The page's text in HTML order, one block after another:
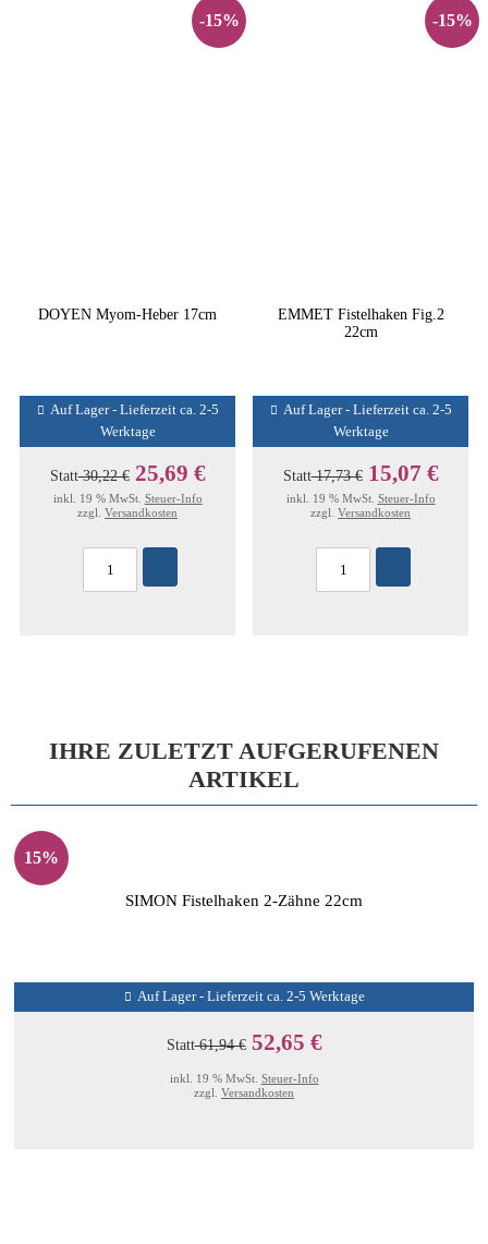
-15%
DOYEN Myom-Heber 17cm
Auf Lager - Lieferzeit ca. 2-5
Werktage
Statt30,22 € 25,69 €
inkl. 19 % MwSt. Steuer-Info
zzgl. Versandkosten
-15%
EMMET Fistelhaken Fig.2
22cm
Auf Lager - Lieferzeit ca. 2-5
Werktage
Statt17,73 € 15,07 €
inkl. 19 % MwSt. Steuer-Info
zzgl. Versandkosten
IHRE ZULETZT AUFGERUFENEN
ARTIKEL
15%
SIMON Fistelhaken 2-Zähne 22cm
Auf Lager - Lieferzeit ca. 2-5 Werktage
Statt61,94 € 52,65 €
inkl. 19 % MwSt. Steuer-Info
zzgl. Versandkosten